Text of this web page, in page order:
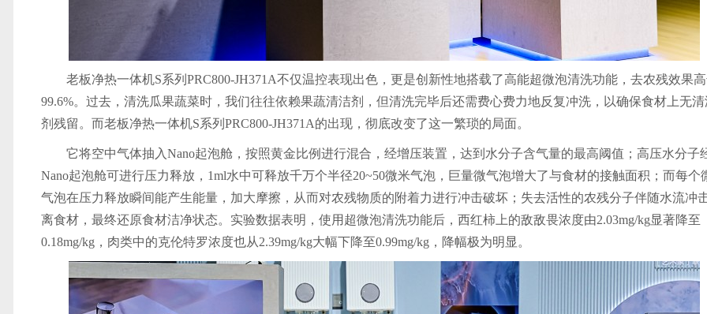
老板净热一体机S系列PRC800-JH371A不仅温控表现出色，更是创新性地搭载了高能超微泡清洗功能，去农残效果
99.6%。过去，清洗瓜果蔬菜时，我们往往依赖果蔬清洁剂，但清洗完毕后还需费心费力地反复冲洗，以确保食材上无清
剂残留。而老板净热一体机S系列PRC800-JH371A的出现，彻底改变了这一繁琐的局面。
它将空中气体抽入Nano起泡舱，按照黄金比例进行混合，经增压装置，达到水分子含气量的最高阈值；高压水分子
Nano起泡舱可进行压力释放，1ml水中可释放千万个半径20~50微米气泡，巨量微气泡增大了与食材的接触面积；而每个
气泡在压力释放瞬间能产生能量，加大摩擦，从而对农残物质的附着力进行冲击破坏；失去活性的农残分子伴随水流冲
离食材，最终还原食材洁净状态。实验数据表明，使用超微泡清洗功能后，西红柿上的敌敌畏浓度由2.03mg/kg显著降至
0.18mg/kg，肉类中的克伦特罗浓度也从2.39mg/kg大幅下降至0.99mg/kg，降幅极为明显。